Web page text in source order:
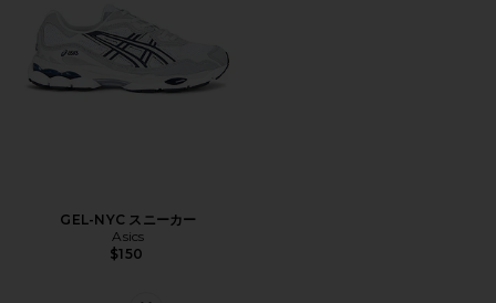
GEL-NYC スニーカー
Asics
$150